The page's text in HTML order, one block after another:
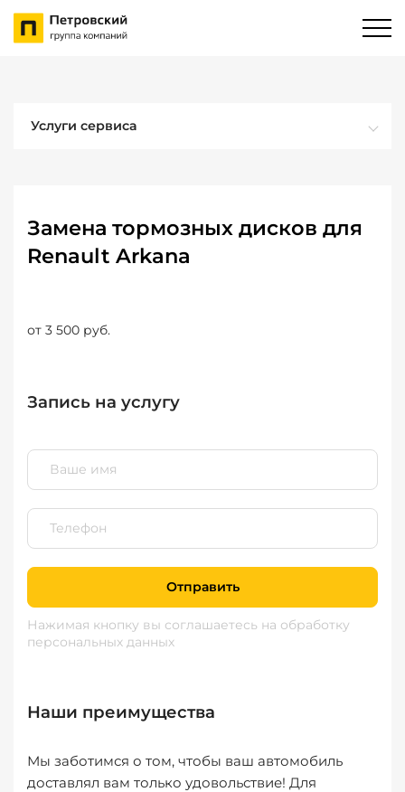
Услуги сервиса
Замена тормозных дисков для
Renault Arkana
от 3 500 руб.
Запись на услугу
Отправить
Нажимая кнопку вы соглашаетесь на обработку
персональных данных
Наши преимущества
Мы заботимся о том, чтобы ваш автомобиль
доставлял вам только удовольствие! Для